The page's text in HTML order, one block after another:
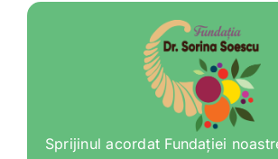
Sprijinul acordat Fundației